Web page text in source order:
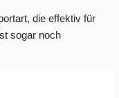
die effektiv für
sogar noch